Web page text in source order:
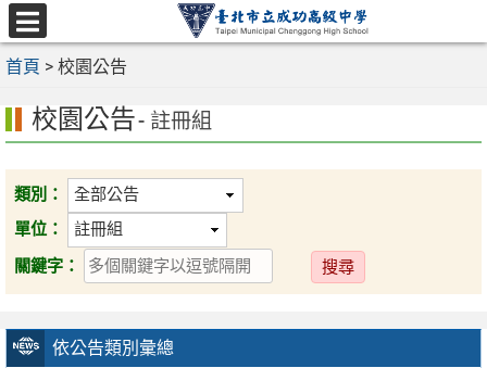
跳
至
主
容
區
選
單
首頁 > 校園公告
依公告類別彙總
校園公告- 註冊組
類別：
單位：
關鍵字：
送
出